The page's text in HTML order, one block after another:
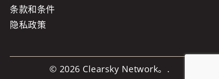
条款和条件
隐私政策
© 2026 Clearsky Network。.